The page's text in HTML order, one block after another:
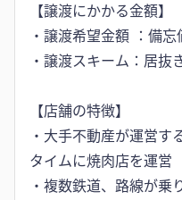
【譲渡にかかる金額】
・譲渡希望金額 ：備忘
・譲渡スキーム：居抜
【店舗の特徴】
・大手不動産が運営す
タイムに焼肉店を運営
・複数鉄道、路線が乗